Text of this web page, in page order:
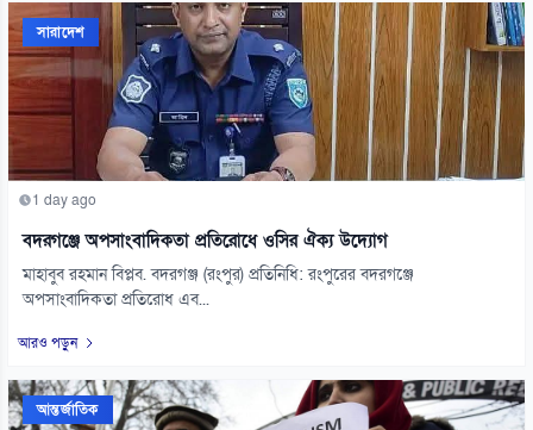
সারাদেশ
1 day ago
বদরগঞ্জে অপসাংবাদিকতা প্রতিরোধে ওসির ঐক্য উদ্যোগ
মাহাবুব রহমান বিপ্লব. বদরগঞ্জ (রংপুর) প্রতিনিধি: রংপুরের বদরগঞ্জে
অপসাংবাদিকতা প্রতিরোধ এব...
আরও পড়ুন
আন্তর্জাতিক